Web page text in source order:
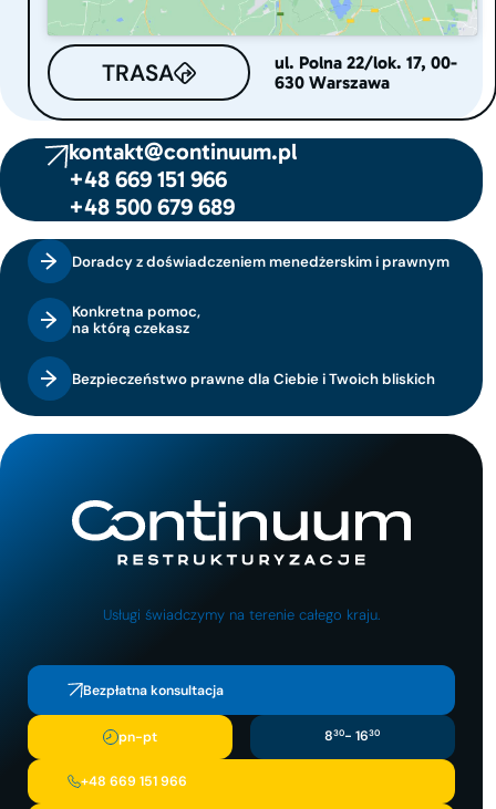
TRASA
ul. Polna 22/lok. 17, 00-
630 Warszawa
kontakt@continuum.pl
+48 669 151 966
+48 500 679 689
Doradcy z doświadczeniem menedżerskim i prawnym
Konkretna pomoc,
na którą czekasz
Bezpieczeństwo prawne dla Ciebie i Twoich bliskich
Usługi świadczymy na terenie całego kraju.
Bezpłatna konsultacja
pn-pt 830- 1630
+48 669 151 966